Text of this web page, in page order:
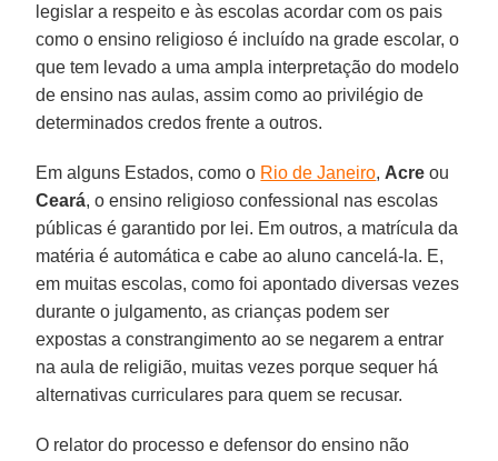
legislar a respeito e às escolas acordar com os pais
como o ensino religioso é incluído na grade escolar, o
que tem levado a uma ampla interpretação do modelo
de ensino nas aulas, assim como ao privilégio de
determinados credos frente a outros.
Em alguns Estados, como o Rio de Janeiro, Acre ou
Ceará, o ensino religioso confessional nas escolas
públicas é garantido por lei. Em outros, a matrícula da
matéria é automática e cabe ao aluno cancelá-la. E,
em muitas escolas, como foi apontado diversas vezes
durante o julgamento, as crianças podem ser
expostas a constrangimento ao se negarem a entrar
na aula de religião, muitas vezes porque sequer há
alternativas curriculares para quem se recusar.
O relator do processo e defensor do ensino não